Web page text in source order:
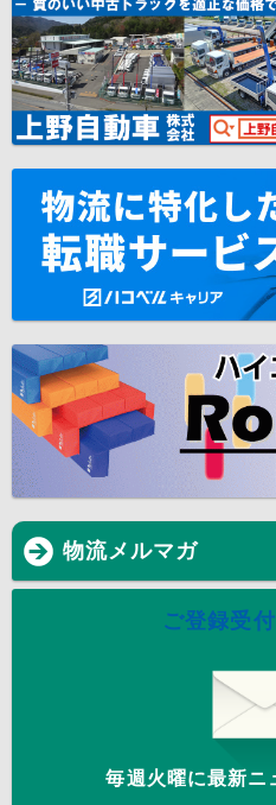
物流メルマガ
ご登録受
毎週火曜に最新ニ